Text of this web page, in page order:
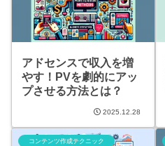
アドセンスで収入を増
やす！PVを劇的にアッ
プさせる方法とは？
2025.12.28
コンテンツ作成テクニック